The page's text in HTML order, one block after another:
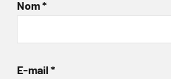
Nom*
E-mail *